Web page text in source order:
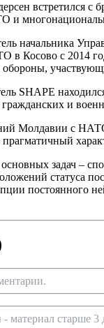
встретился
и
начальника
в Косово с 2014
SHAPE
и
Молдавии с
задач –
статуса
постоянного
материал старше 3